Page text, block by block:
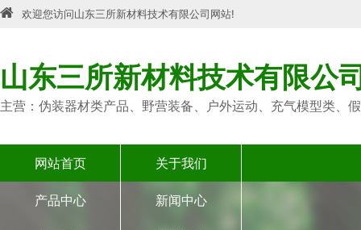
欢迎您访问山东三所新材料技术有限公司网站!
山东三所新材料技术有限公
主营：伪装器材类产品、野营装备、户外运动、充气模型类、
网站首页 关于我们
产品中心 新闻中心